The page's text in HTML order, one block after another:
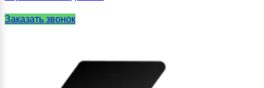
Заказать звонок